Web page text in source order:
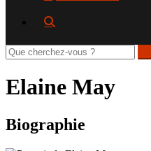
Rechercher
sur
site
Elaine May
Biographie